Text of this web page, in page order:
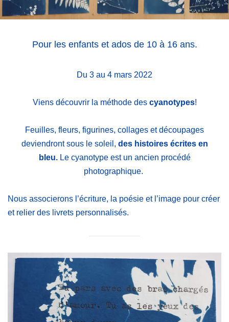
Pour les enfants et ados de 10 à 16 ans.
Du 3 au 4 mars 2022
Viens découvrir la méthode descyanotypes!
Feuilles, fleurs, figurines, collages et découpages
deviendront sous le soleil, des histoires écrites en
bleu.Le cyanotype est un ancien procédé
photographique.
Nous associerons l’écriture, la poésie et l’image pour créer
et relier des livrets personnalisés.